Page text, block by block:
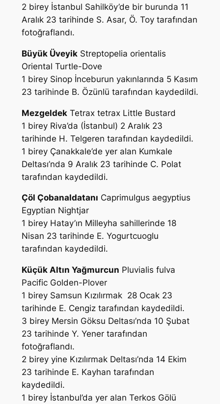
2 birey İstanbul Sahilköy’de bir burunda 11
Aralık 23 tarihinde S. Asar, Ö. Toytarafından
fotoğraflandı.
Büyük Üveyik Streptopelia orientalis
Oriental Turtle-Dove
1 birey Sinop İnceburun yakınlarında 5 Kasım
23 tarihinde B. Özünlü tarafından kaydedildi.
Mezgeldek Tetrax tetrax Little Bustard
1 birey Riva’da (İstanbul) 2 Aralık 23
tarihinde H. Telgeren tarafından kaydedildi.
1 birey Çanakkale’de yer alan Kumkale
Deltası’nda 9 Aralık 23 tarihinde C. Polat
tarafından kaydedildi.
Çöl Çobanaldatanı Caprimulgus aegyptius
Egyptian Nightjar
1 birey Hatay’ın Milleyha sahillerinde 18
Nisan 23 tarihinde E. Yogurtcuoglu
tarafından kaydedildi.
Küçük Altın Yağmurcun Pluvialis fulva
Pacific Golden-Plover
1 birey Samsun Kızılırmak 28 Ocak 23
tarihinde E. Cengiztarafından kaydedildi.
3 birey Mersin Göksu Deltası’nda 10 Şubat
23 tarihinde Y. Yenertarafından
fotoğraflandı.
2 birey yine Kızılırmak Deltası’nda 14 Ekim
23 tarihinde E. Kayhan tarafından
kaydedildi.
1 birey İstanbul’da yer alan Terkos Gölü